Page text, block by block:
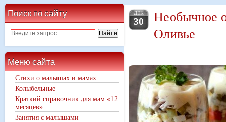
Поиск по сайту
Меню сайта
Стихи о малышах и мамах
Колыбельные
Краткий справочник для мам «12
месяцев»
Занятия с малышами
ДЕК
30
Необычное
Оливье